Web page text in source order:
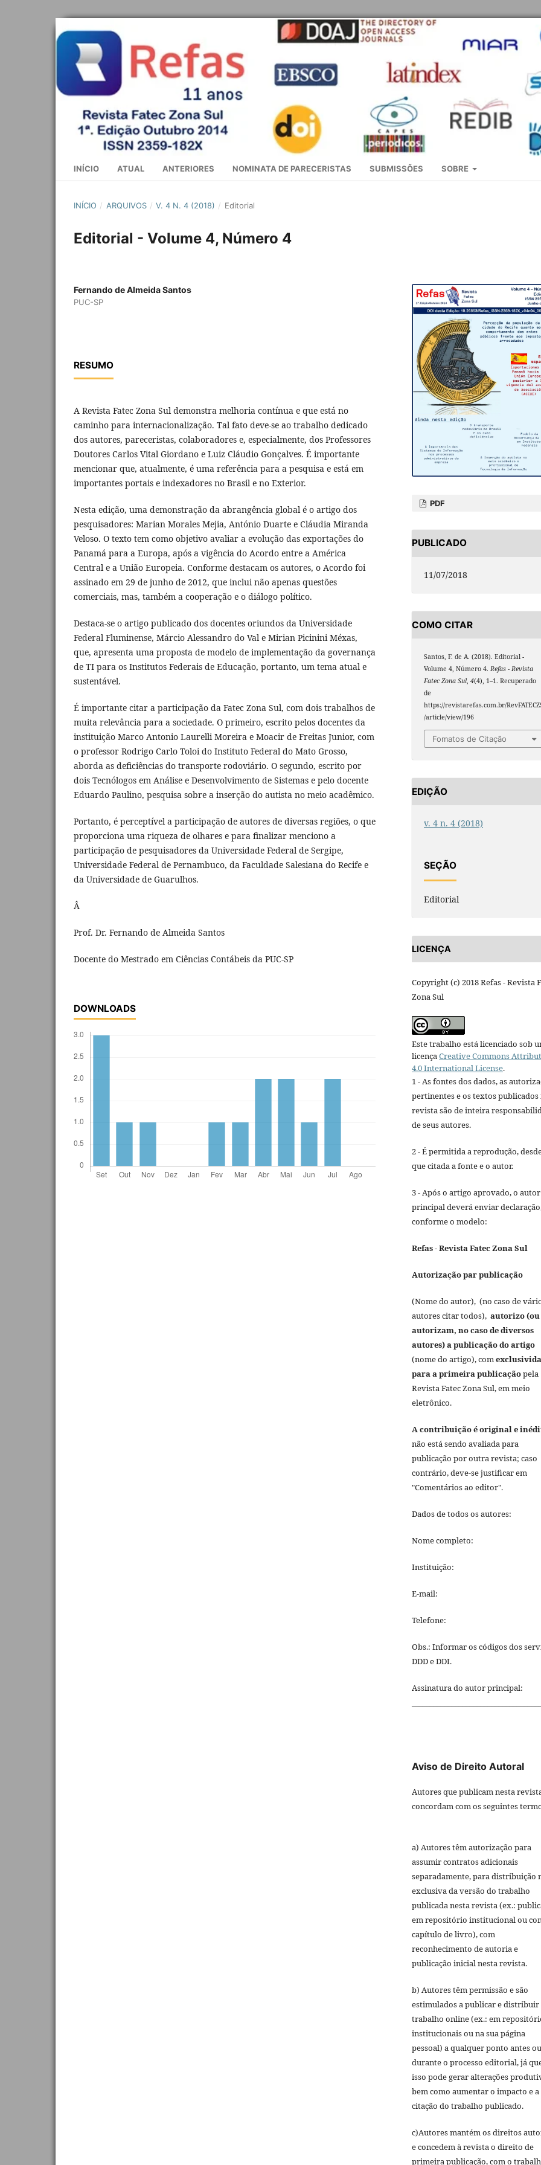
INÍCIO ATUAL ANTERIORES NOMINATA DE PARECERISTAS SUBMISSÕES SOBRE
INÍCIO / ARQUIVOS / V. 4 N. 4 (2018) / Editorial
Editorial - Volume 4, Número 4
Fernando de Almeida Santos
PUC-SP
RESUMO
A Revista Fatec Zona Sul demonstra melhoria contínua e que está no
caminho para internacionalização. Tal fato deve-se ao trabalho dedicado
dos autores, pareceristas, colaboradores e, especialmente, dos Professores
Doutores Carlos Vital Giordano e Luiz Cláudio Gonçalves. É importante
mencionar que, atualmente, é uma referência para a pesquisa e está em
importantes portais e indexadores no Brasil e no Exterior.
Nesta edição, uma demonstração da abrangência global é o artigo dos
pesquisadores: Marian Morales Mejia, António Duarte e Cláudia Miranda
Veloso. O texto tem como objetivo avaliar a evolução das exportações do
Panamá para a Europa, após a vigência do Acordo entre a América
Central e a União Europeia. Conforme destacam os autores, o Acordo foi
assinado em 29 de junho de 2012, que inclui não apenas questões
comerciais, mas, também a cooperação e o diálogo político.
Destaca-se o artigo publicado dos docentes oriundos da Universidade
Federal Fluminense, Márcio Alessandro do Val e Mirian Picinini Méxas,
que, apresenta uma proposta de modelo de implementação da governança
de TI para os Institutos Federais de Educação, portanto, um tema atual e
sustentável.
É importante citar a participação da Fatec Zona Sul, com dois trabalhos de
muita relevância para a sociedade. O primeiro, escrito pelos docentes da
instituição Marco Antonio Laurelli Moreira e Moacir de Freitas Junior, com
o professor Rodrigo Carlo Toloi do Instituto Federal do Mato Grosso,
aborda as deficiências do transporte rodoviário. O segundo, escrito por
dois Tecnólogos em Análise e Desenvolvimento de Sistemas e pelo docente
Eduardo Paulino, pesquisa sobre a inserção do autista no meio acadêmico.
Portanto, é perceptível a participação de autores de diversas regiões, o que
proporciona uma riqueza de olhares e para finalizar menciono a
participação de pesquisadores da Universidade Federal de Sergipe,
Universidade Federal de Pernambuco, da Faculdade Salesiana do Recife e
da Universidade de Guarulhos.
Â
Prof. Dr. Fernando de Almeida Santos
Docente do Mestrado em Ciências Contábeis da PUC-SP
DOWNLOADS
PDF
PUBLICADO
11/07/2018
COMO CITAR
Santos, F. de A. (2018). Editorial -
Volume 4, Número 4.Refas - Revista
Fatec Zona Sul,4(4), 1–1. Recuperado
de
https://revistarefas.com.br/
/article/view/196
Fomatos de Citação
EDIÇÃO
v. 4 n. 4 (2018)
SEÇÃO
Editorial
LICENÇA
Copyright (c) 2018 Refas - Revista
Zona Sul
Este trabalho está licenciado sob
licença Creative Commons
4.0 International License.
1 - As fontes dos dados, as
pertinentes e os textos publicados
revista são de inteira
de seus autores.
2 - É permitida a reprodução,
que citada a fonte e o autor.
3 - Após o artigo aprovado, o autor
principal deverá enviar
conforme o modelo:
Refas - Revista Fatec Zona Sul
Autorização par publicação
(Nome do autor), (no caso de
autores citar todos), autorizo (ou
autorizam, no caso de diversos
autores) a publicação do artigo
(nome do artigo), com
para a primeira publicaçãopela
Revista Fatec Zona Sul, em meio
eletrônico.
A contribuição é original e
não está sendo avaliada para
publicação por outra revista; caso
contrário, deve-se justificar em
"Comentários ao editor".
Dados de todos os autores:
Nome completo:
Instituição:
E-mail:
Telefone:
Obs.: Informar os códigos dos
DDD e DDI.
Assinatura do autor principal:
Aviso de Direito Autoral
Autores que publicam nesta
concordam com os seguintes
a) Autores têm autorização para
assumir contratos adicionais
separadamente, para distribuição
exclusiva da versão do trabalho
publicada nesta revista (ex.:
em repositório institucional ou
capítulo de livro), com
reconhecimento de autoria e
publicação inicial nesta revista.
b) Autores têm permissão e são
estimulados a publicar e distribuir
trabalho online (ex.: em
institucionais ou na sua página
pessoal) a qualquer ponto antes ou
durante o processo editorial, já
isso pode gerar alterações
bem como aumentar o impacto e a
citação do trabalho publicado.
c)Autores mantém os direitos
e concedem à revista o direito de
primeira publicação, com o